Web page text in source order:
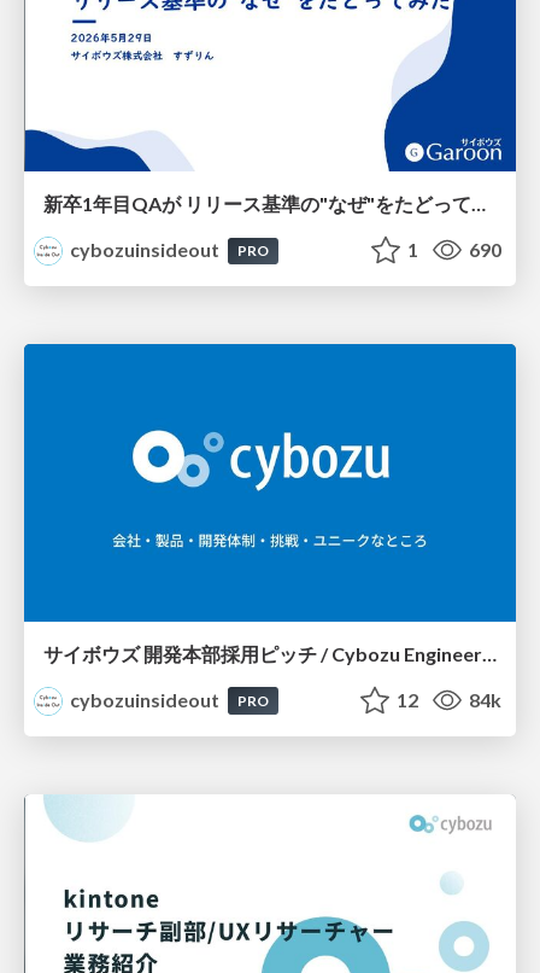
新卒1年目QAが リリース基準の"なぜ"をたどってみた
cybozuinsideout
PRO 1 690
cybozuinsideout
PRO 12 84k